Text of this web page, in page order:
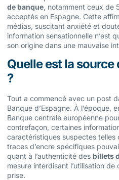
de banque, notamment ceux de
acceptés en Espagne. Cette
médias, suscitant anxiété et
information sensationnelle n’est
son origine dans une mauvaise
Quelle est la
?
Tout a commencé avec un post
Banque d’Espagne. À l’époque,
Banque centrale européenne
contrefaçon, certaines
caractéristiques suspectes telles
traces d’encre spécifiques
quant à l’authenticité des billets
mesure interdisant l’utilisation de
prise.